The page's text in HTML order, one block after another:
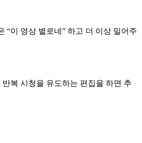
“이 영상 별로네” 하고 더 이상 밀어주
복 시청을 유도하는 편집을 하면 추